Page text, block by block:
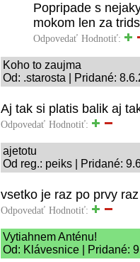
Popripade s
mokom len za
Odpovedať Hodnotiť:
Koho to zaujma
Od: .starosta | Pridané:
Aj tak si platis balik aj
Odpovedať Hodnotiť:
ajetotu
Od reg.: peiks | Pridané:
vsetko je raz po prvy
Odpovedať Hodnotiť:
Vytiahnem Anténu!
Od: Klávesnice | Pridané: